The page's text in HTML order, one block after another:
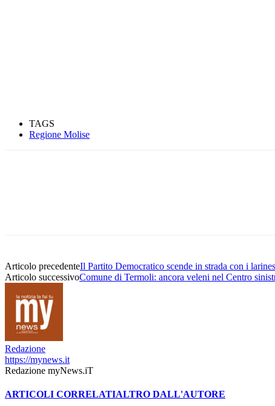
TAGS
Regione Molise
Articolo precedenteIl Partito Democratico scende in strada con i
Articolo successivoComune di Termoli: ancora veleni nel Centro
Redazione
https://mynews.it
Redazione myNews.iT
ARTICOLI CORRELATIALTRO DALL'AUTORE